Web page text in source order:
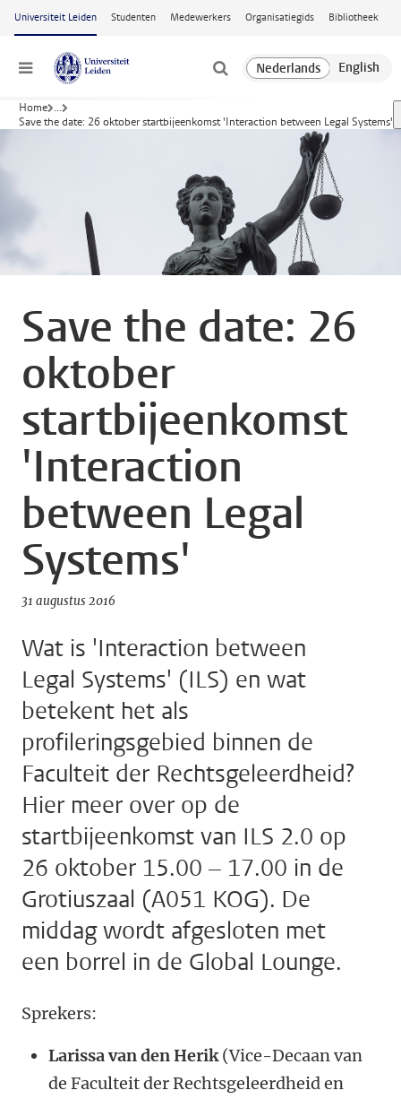
Ga naar hoofdinhoud
Universiteit Leiden Studenten Medewerkers Organisatiegids Bibliotheek
Menu
Home ...
Save the date: 26 oktober startbijeenkomst 'Interaction between Legal Systems'
Save the date: 26
oktober
startbijeenkomst
'Interaction
between Legal
Systems'
31 augustus 2016
Wat is 'Interaction between
Legal Systems' (ILS) en wat
betekent het als
profileringsgebied binnen de
Faculteit der Rechtsgeleerdheid?
Hier meer over op de
startbijeenkomst van ILS 2.0 op
26 oktober 15.00 – 17.00 in de
Grotiuszaal (A051 KOG). De
middag wordt afgesloten met
een borrel in de Global Lounge.
Sprekers:
Larissa van den Herik(Vice-Decaan van
de Faculteit der Rechtsgeleerdheid en